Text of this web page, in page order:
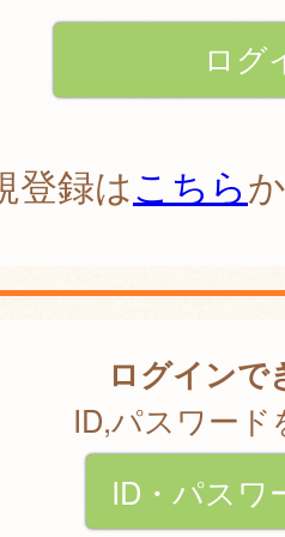
登録はこちら
ログインで
ID,パスワード
ID・パスワ